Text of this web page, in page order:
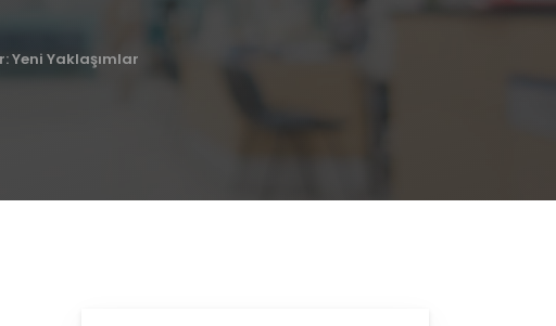
Yeni Yaklaşımlar